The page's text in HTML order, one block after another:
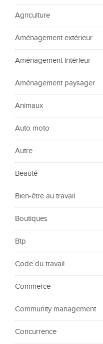
Agriculture
Aménagement extérieur
Aménagement intérieur
Aménagement paysager
Animaux
Auto moto
Autre
Beauté
Bien-être au travail
Boutiques
Btp
Code du travail
Commerce
Community management
Concurrence